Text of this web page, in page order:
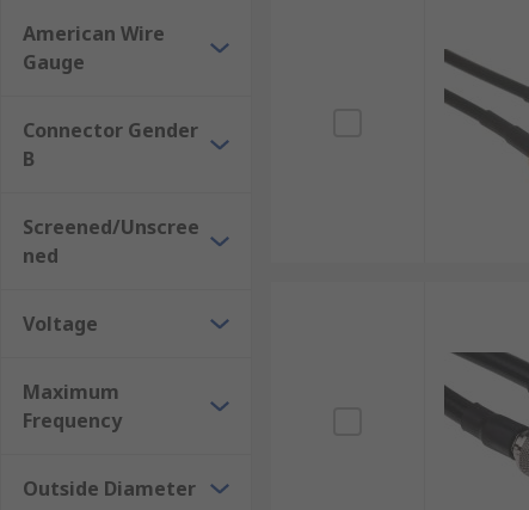
American Wire
Gauge
Connector Gender
B
Screened/Unscree
ned
Voltage
Maximum
Frequency
Outside Diameter